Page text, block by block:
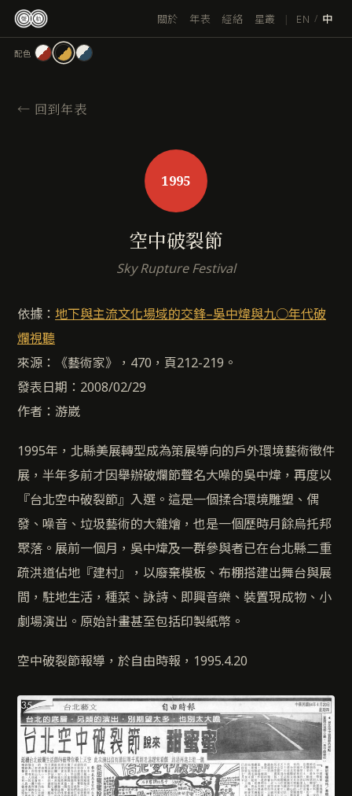
關於 年表 經絡 星叢 | EN / 中
配色
← 回到年表
1995
空中破裂節
Sky Rupture Festival
依據： 地下與主流文化場域的交鋒–吳中煒與九○年代破
爛視聽
來源：《藝術家》，470，頁212-219。
發表日期：2008/02/29
作者：游崴
1995年，北縣美展轉型成為策展導向的戶外環境藝術徵件
展，半年多前才因舉辦破爛節聲名大噪的吳中煒，再度以
『台北空中破裂節』入選。這是一個揉合環境雕塑、偶
發、噪音、垃圾藝術的大雜燴，也是一個歷時月餘烏托邦
聚落。展前一個月，吳中煒及一群參與者已在台北縣二重
疏洪道佔地『建村』，以廢棄模板、布棚搭建出舞台與展
間，駐地生活，種菜、詠詩、即興音樂、裝置現成物、小
劇場演出。原始計畫甚至包括印製紙幣。
空中破裂節報導，於自由時報，1995.4.20